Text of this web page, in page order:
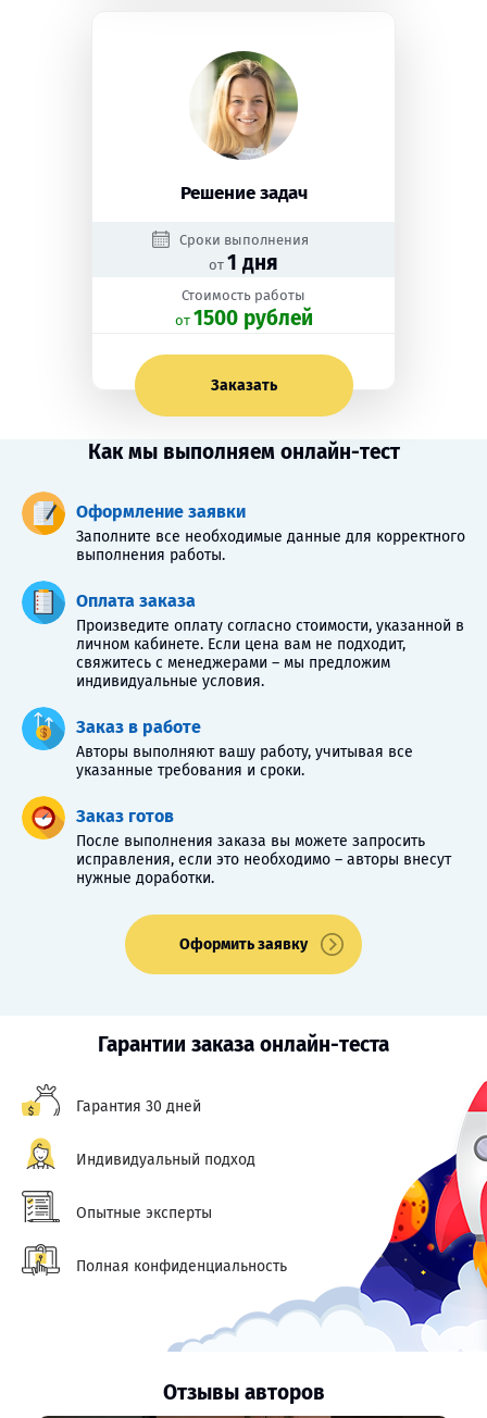
Решение задач
Сроки выполнения
от 1 дня
Стоимость работы
oт 1500 рублей
Заказать
Как мы выполняем онлайн-тест
Оформление заявки
Заполните все необходимые данные для корректного
выполнения работы.
Оплата заказа
Произведите оплату согласно стоимости, указанной в
личном кабинете. Если цена вам не подходит,
свяжитесь с менеджерами – мы предложим
индивидуальные условия.
Заказ в работе
Авторы выполняют вашу работу, учитывая все
указанные требования и сроки.
Заказ готов
После выполнения заказа вы можете запросить
исправления, если это необходимо – авторы внесут
нужные доработки.
Оформить заявку
Гарантии заказа онлайн-теста
Гарантия 30 дней
Индивидуальный подход
Опытные эксперты
Полная конфиденциальность
Отзывы авторов